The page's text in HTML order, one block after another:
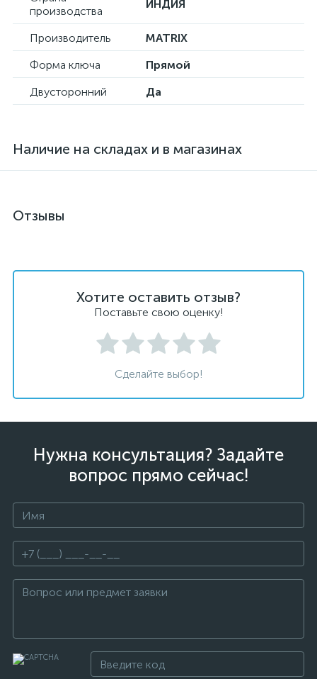
производства
ИНДИЯ
Производитель
MATRIX
Форма ключа
Прямой
Двусторонний
Да
Наличие на складах и в магазинах
Отзывы
Хотите оставить отзыв?
Поставьте свою оценку!
Сделайте выбор!
Нужна консультация? Задайте
вопрос прямо сейчас!